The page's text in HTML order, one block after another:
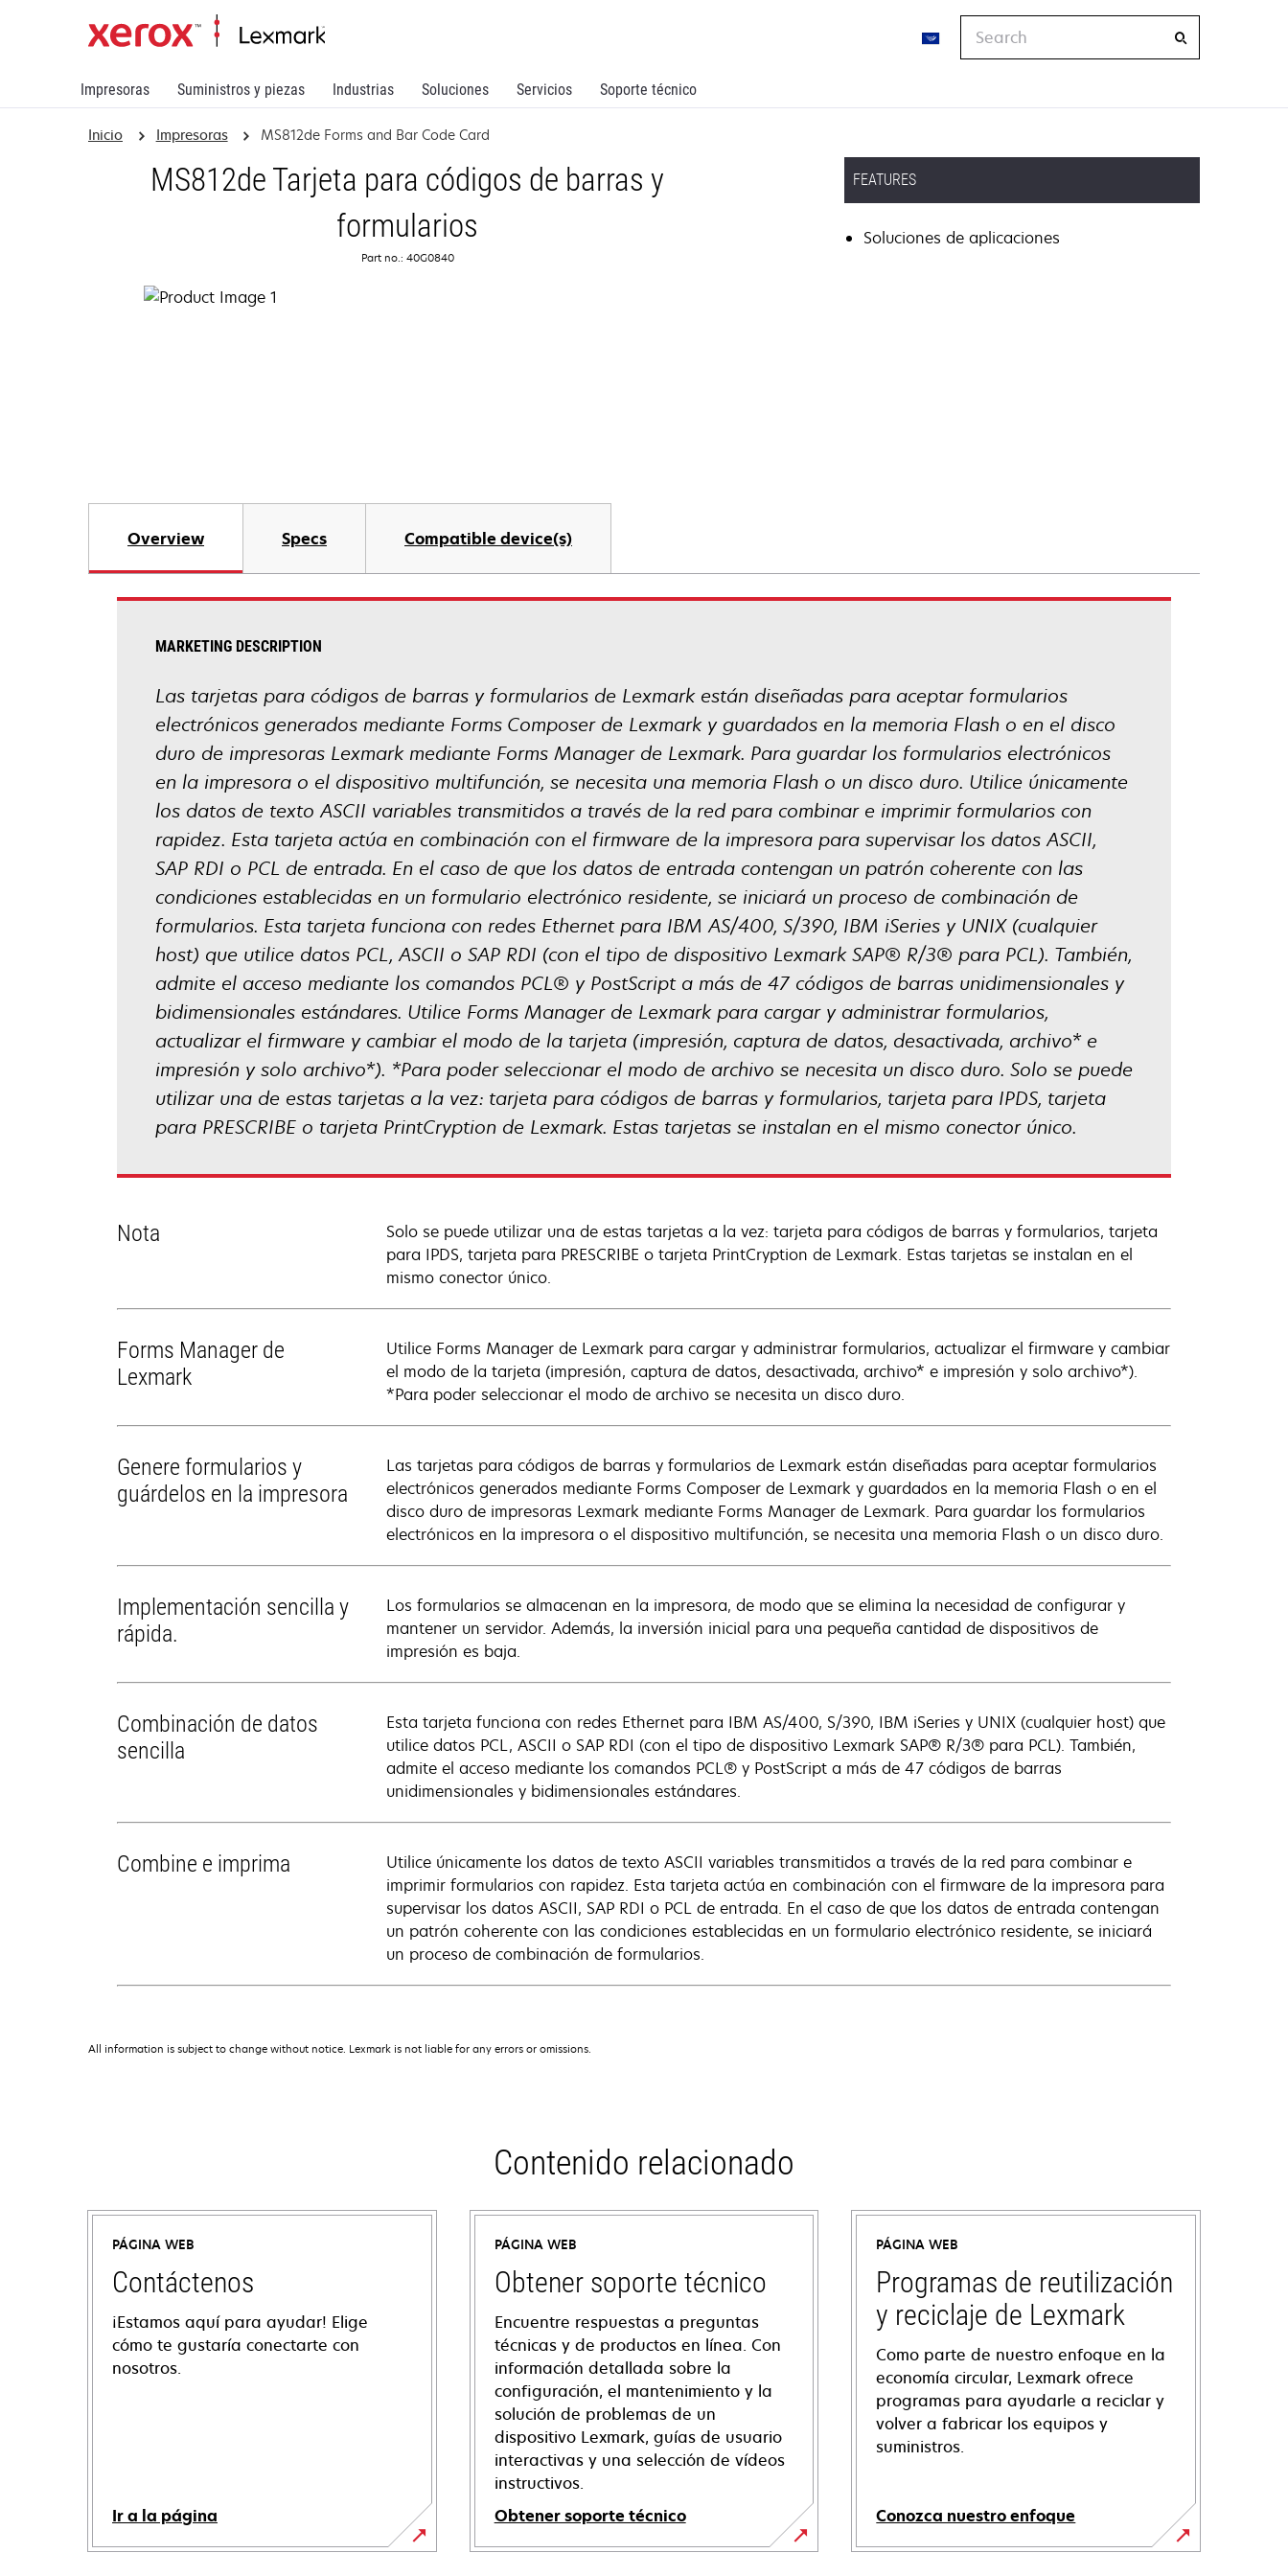
Impresoras Suministros y piezas Industrias Soluciones Servicios Soporte técnico
Inicio Impresoras MS812de Forms and Bar Code Card
MS812de Tarjeta para códigos de barras y
formularios
Part no.: 40G0840
FEATURES
Soluciones de aplicaciones
Overview Specs Compatible device(s)
MARKETING DESCRIPTION
Las tarjetas para códigos de barras y formularios de Lexmark están diseñadas para aceptar formularios
electrónicos generados mediante Forms Composer de Lexmark y guardados en la memoria Flash o en el disco
duro de impresoras Lexmark mediante Forms Manager de Lexmark. Para guardar los formularios electrónicos
en la impresora o el dispositivo multifunción, se necesita una memoria Flash o un disco duro. Utilice únicamente
los datos de texto ASCII variables transmitidos a través de la red para combinar e imprimir formularios con
rapidez. Esta tarjeta actúa en combinación con el firmware de la impresora para supervisar los datos ASCII,
SAP RDI o PCL de entrada. En el caso de que los datos de entrada contengan un patrón coherente con las
condiciones establecidas en un formulario electrónico residente, se iniciará un proceso de combinación de
formularios. Esta tarjeta funciona con redes Ethernet para IBM AS/400, S/390, IBM iSeries y UNIX (cualquier
host) que utilice datos PCL, ASCII o SAP RDI (con el tipo de dispositivo Lexmark SAP® R/3® para PCL). También,
admite el acceso mediante los comandos PCL® y PostScript a más de 47 códigos de barras unidimensionales y
bidimensionales estándares. Utilice Forms Manager de Lexmark para cargar y administrar formularios,
actualizar el firmware y cambiar el modo de la tarjeta (impresión, captura de datos, desactivada, archivo* e
impresión y solo archivo*). *Para poder seleccionar el modo de archivo se necesita un disco duro. Solo se puede
utilizar una de estas tarjetas a la vez: tarjeta para códigos de barras y formularios, tarjeta para IPDS, tarjeta
para PRESCRIBE o tarjeta PrintCryption de Lexmark. Estas tarjetas se instalan en el mismo conector único.
Nota
Solo se puede utilizar una de estas tarjetas a la vez: tarjeta para códigos de barras y formularios, tarjeta
para IPDS, tarjeta para PRESCRIBE o tarjeta PrintCryption de Lexmark. Estas tarjetas se instalan en el
mismo conector único.
Forms Manager de
Lexmark
Utilice Forms Manager de Lexmark para cargar y administrar formularios, actualizar el firmware y cambiar
el modo de la tarjeta (impresión, captura de datos, desactivada, archivo* e impresión y solo archivo*).
*Para poder seleccionar el modo de archivo se necesita un disco duro.
Genere formularios y
guárdelos en la impresora
Las tarjetas para códigos de barras y formularios de Lexmark están diseñadas para aceptar formularios
electrónicos generados mediante Forms Composer de Lexmark y guardados en la memoria Flash o en el
disco duro de impresoras Lexmark mediante Forms Manager de Lexmark. Para guardar los formularios
electrónicos en la impresora o el dispositivo multifunción, se necesita una memoria Flash o un disco duro.
Implementación sencilla y
rápida.
Los formularios se almacenan en la impresora, de modo que se elimina la necesidad de configurar y
mantener un servidor. Además, la inversión inicial para una pequeña cantidad de dispositivos de
impresión es baja.
Combinación de datos
sencilla
Esta tarjeta funciona con redes Ethernet para IBM AS/400, S/390, IBM iSeries y UNIX (cualquier host) que
utilice datos PCL, ASCII o SAP RDI (con el tipo de dispositivo Lexmark SAP® R/3® para PCL). También,
admite el acceso mediante los comandos PCL® y PostScript a más de 47 códigos de barras
unidimensionales y bidimensionales estándares.
Combine e imprima
Utilice únicamente los datos de texto ASCII variables transmitidos a través de la red para combinar e
imprimir formularios con rapidez. Esta tarjeta actúa en combinación con el firmware de la impresora para
supervisar los datos ASCII, SAP RDI o PCL de entrada. En el caso de que los datos de entrada contengan
un patrón coherente con las condiciones establecidas en un formulario electrónico residente, se iniciará
un proceso de combinación de formularios.
All information is subject to change without notice. Lexmark is not liable for any errors or omissions.
Contenido relacionado
PÁGINA WEB
Contáctenos
¡Estamos aquí para ayudar! Elige
cómo te gustaría conectarte con
nosotros.
Ir a la página
PÁGINA WEB
Obtener soporte técnico
Encuentre respuestas a preguntas
técnicas y de productos en línea. Con
información detallada sobre la
configuración, el mantenimiento y la
solución de problemas de un
dispositivo Lexmark, guías de usuario
interactivas y una selección de vídeos
instructivos.
Obtener soporte técnico
opens
PÁGINA WEB
Programas de reutilización
y reciclaje de Lexmark
Como parte de nuestro enfoque en la
economía circular, Lexmark ofrece
programas para ayudarle a reciclar y
volver a fabricar los equipos y
suministros.
Conozca nuestro enfoque